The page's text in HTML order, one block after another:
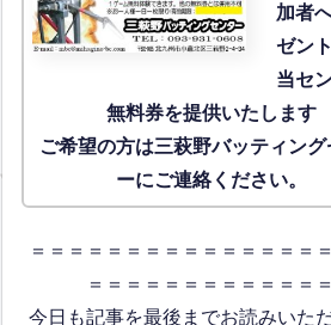
加者
ゼン
当セ
無料券を提供いたします
ご希望の方は三萩野バッティング
ーにご連絡ください。
＝＝＝＝＝＝＝＝＝＝＝＝＝＝＝
＝＝＝＝＝＝＝＝＝＝＝＝
今日も記事を最後までお読みいた